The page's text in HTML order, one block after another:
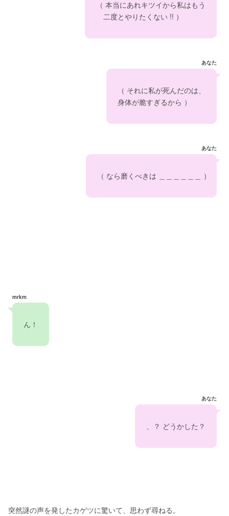
（ 本当にあれキツイから私はもう
二度とやりたくない !! ）
あなた
（ それに私が死んだのは、
身体が脆すぎるから ）
あなた
（ なら磨くべきは ＿＿＿＿＿＿ ）
mrkm
ん！
あなた
、？ どうかした？
突然謎の声を発したカゲツに驚いて、思わず尋ねる。